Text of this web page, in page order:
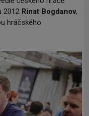
2012 Rinat Bogdanov,
hráčského